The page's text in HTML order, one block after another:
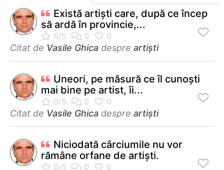
Există artişti care, după ce încep
să ardă în provincie,...
Citat de Vasile Ghica despre artiști
Uneori, pe măsură ce îl cunoşti
mai bine pe artist, îi...
Citat de Vasile Ghica despre artiști
Niciodată cârciumile nu vor
rămâne orfane de artişti.